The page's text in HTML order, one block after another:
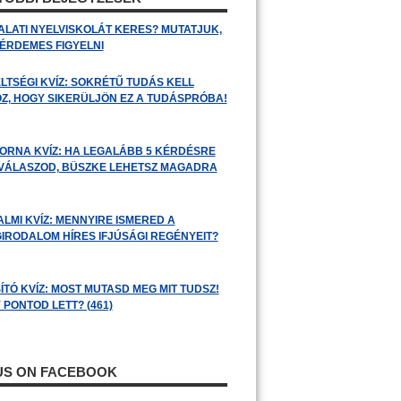
NYELVISKOLÁT KERES? MUTATJUK,
FIGYELNI
KVÍZ: SOKRÉTŰ TUDÁS KELL
HOGY SIKERÜLJÖN EZ A TUDÁSPRÓBA!
KVÍZ: HA LEGALÁBB 5 KÉRDÉSRE
BÜSZKE LEHETSZ MAGADRA
KVÍZ: MENNYIRE ISMERED A
HÍRES IFJÚSÁGI REGÉNYEIT?
KVÍZ: MOST MUTASD MEG MIT TUDSZ!
PONTOD LETT? (461)
ON FACEBOOK